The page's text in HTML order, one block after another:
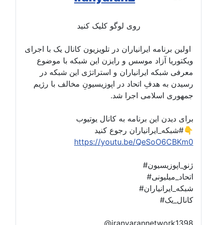
روی لوگو کلیک کنید
اولین برنامه ایرانیاران در تلویزیون کانال یک با اجرای
ویکتوریا آزاد موسس و رایزن این شبکه با موضوع
معرفی شبکه ایرانیاران و استراتژی این شبکه در
رسیدن به هدفِ اتحاد در اپوزیسیونِ مخالف با رژیم
جمهوری اسلامی اجرا شد.
برای دیدن این برنامه به کانال یوتیوب
#شبکه_ایرانیاران رجوع کنید👇
https://youtu.be/QeSoO6CBKm0
#ژنو_اپوزیسیون
#اتحاد_میلیونی
#شبکه_ایرانیاران
#کانال_یک
@iranyarannetwork1398